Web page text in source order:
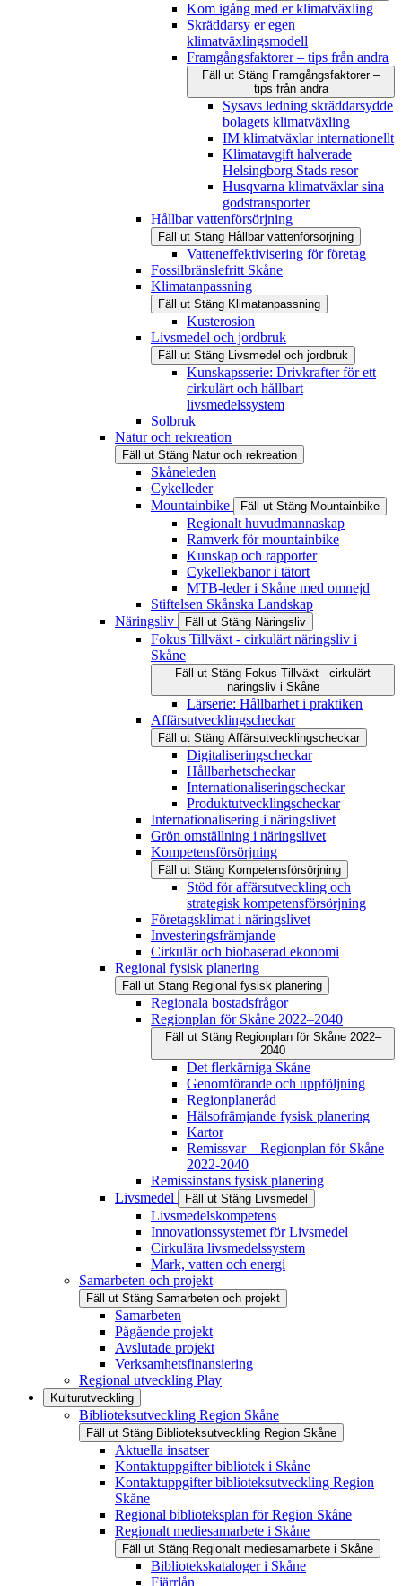
Kom igång med er klimatväxling
Skräddarsy er egen
klimatväxlingsmodell
Framgångsfaktorer – tips från andra
Fäll ut Stäng Framgångsfaktorer –
tips från andra
Sysavs ledning skräddarsydde
bolagets klimatväxling
IM klimatväxlar internationellt
Klimatavgift halverade
Helsingborg Stads resor
Husqvarna klimatväxlar sina
godstransporter
Hållbar vattenförsörjning
Fäll ut Stäng Hållbar vattenförsörjning
Vatteneffektivisering för företag
Fossilbränslefritt Skåne
Klimatanpassning
Fäll ut Stäng Klimatanpassning
Kusterosion
Livsmedel och jordbruk
Fäll ut Stäng Livsmedel och jordbruk
Kunskapsserie: Drivkrafter för ett
cirkulärt och hållbart
livsmedelssystem
Solbruk
Natur och rekreation
Fäll ut Stäng Natur och rekreation
Skåneleden
Cykelleder
Mountainbike
Fäll ut Stäng Mountainbike
Regionalt huvudmannaskap
Ramverk för mountainbike
Kunskap och rapporter
Cykellekbanor i tätort
MTB-leder i Skåne med omnejd
Stiftelsen Skånska Landskap
Näringsliv
Fäll ut Stäng Näringsliv
Fokus Tillväxt - cirkulärt näringsliv i
Skåne
Fäll ut Stäng Fokus Tillväxt - cirkulärt
näringsliv i Skåne
Lärserie: Hållbarhet i praktiken
Affärsutvecklingscheckar
Fäll ut Stäng Affärsutvecklingscheckar
Digitaliseringscheckar
Hållbarhetscheckar
Internationaliseringscheckar
Produktutvecklingscheckar
Internationalisering i näringslivet
Grön omställning i näringslivet
Kompetensförsörjning
Fäll ut Stäng Kompetensförsörjning
Stöd för affärsutveckling och
strategisk kompetensförsörjning
Företagsklimat i näringslivet
Investeringsfrämjande
Cirkulär och biobaserad ekonomi
Regional fysisk planering
Fäll ut Stäng Regional fysisk planering
Regionala bostadsfrågor
Regionplan för Skåne 2022–2040
Fäll ut Stäng Regionplan för Skåne 2022–
2040
Det flerkärniga Skåne
Genomförande och uppföljning
Regionplaneråd
Hälsofrämjande fysisk planering
Kartor
Remissvar – Regionplan för Skåne
2022-2040
Remissinstans fysisk planering
Livsmedel
Fäll ut Stäng Livsmedel
Livsmedelskompetens
Innovationssystemet för Livsmedel
Cirkulära livsmedelssystem
Mark, vatten och energi
Samarbeten och projekt
Fäll ut Stäng Samarbeten och projekt
Samarbeten
Pågående projekt
Avslutade projekt
Verksamhetsfinansiering
Regional utveckling Play
Kulturutveckling
Biblioteksutveckling Region Skåne
Fäll ut Stäng Biblioteksutveckling Region Skåne
Aktuella insatser
Kontaktuppgifter bibliotek i Skåne
Kontaktuppgifter biblioteksutveckling Region
Skåne
Regional biblioteksplan för Region Skåne
Regionalt mediesamarbete i Skåne
Fäll ut Stäng Regionalt mediesamarbete i Skåne
Bibliotekskataloger i Skåne
Fjärrlån